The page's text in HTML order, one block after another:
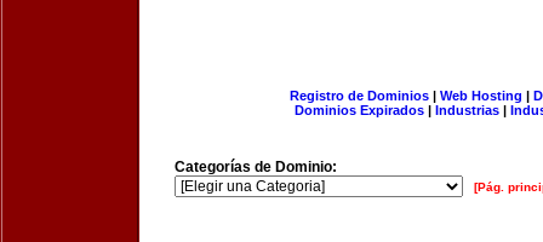
Registro de Dominios| Web Hosting |
Dominios Expirados | Industrias |
Categorías de Dominio:
[Pág.